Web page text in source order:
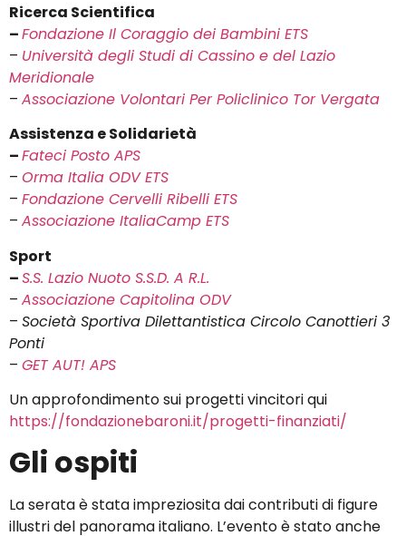
Ricerca Scientifica
–Fondazione Il Coraggio dei Bambini ETS
– Università degli Studi di Cassino e del Lazio
Meridionale
– Associazione Volontari Per Policlinico Tor Vergata
Assistenza e Solidarietà
–Fateci Posto APS
– Orma Italia ODV ETS
– Fondazione Cervelli Ribelli ETS
– Associazione ItaliaCamp ETS
Sport
–S.S. Lazio Nuoto S.S.D. A R.L.
– Associazione Capitolina ODV
– Società Sportiva Dilettantistica Circolo Canottieri 3
Ponti
– GET AUT! APS
Un approfondimento sui progetti vincitori qui
https://fondazionebaroni.it/progetti-finanziati/
Gli ospiti
La serata è stata impreziosita dai contributi di figure
illustri del panorama italiano. L’evento è stato anche